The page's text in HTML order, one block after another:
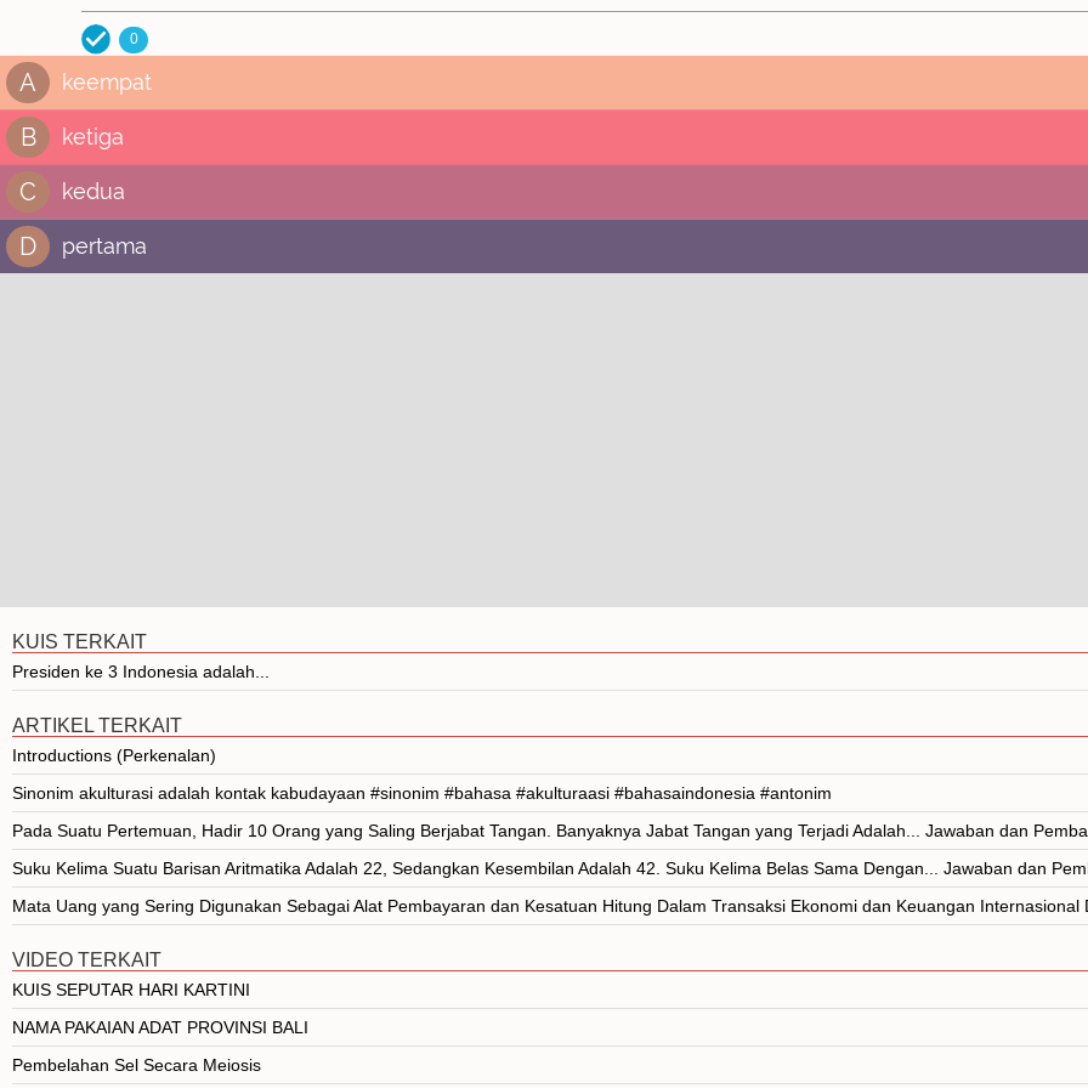
0
A keempat
B ketiga
C kedua
D pertama
KUIS TERKAIT
Presiden ke 3 Indonesia adalah...
ARTIKEL TERKAIT
Introductions (Perkenalan)
Sinonim akulturasi adalah kontak kabudayaan #sinonim #bahasa #akulturaasi #bahasaindonesia #antonim
Pada Suatu Pertemuan, Hadir 10 Orang yang Saling Berjabat Tangan. Banyaknya Jabat Tangan yang Terjadi Adalah... Jawaban dan
Suku Kelima Suatu Barisan Aritmatika Adalah 22, Sedangkan Kesembilan Adalah 42. Suku Kelima Belas Sama Dengan... Jawaban dan
Mata Uang yang Sering Digunakan Sebagai Alat Pembayaran dan Kesatuan Hitung Dalam Transaksi Ekonomi dan Keuangan Internasional
VIDEO TERKAIT
KUIS SEPUTAR HARI KARTINI
NAMA PAKAIAN ADAT PROVINSI BALI
Pembelahan Sel Secara Meiosis